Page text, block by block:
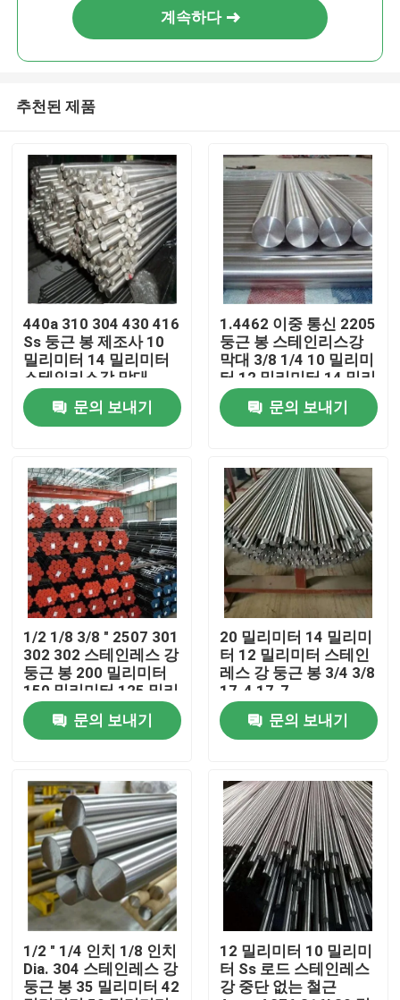
집
제품
우리에 대하여
공장 여행
품질 관리
인용문을 요구하세요
스테인레스 강 둥근 파이프
스테인레스 강 용접관
스테인레스 강 이음매 없는 관
계속하다
추천된 제품
440a 310 304 430 416
Ss 둥근 봉 제조사 10
밀리미터 14 밀리미터
스테인리스강 막대
문의 보내기
1.4462 이중 통신 2205
둥근 봉 스테인리스강
막대 3/8 1/4 10 밀리미
터 12 밀리미터 14 밀리
미터 16 밀리미터
문의 보내기
1/2 1/8 3/8 " 2507 301
302 302 스테인레스 강
둥근 봉 200 밀리미터
150 밀리미터 125 밀리
미터 100 밀리미터
문의 보내기
20 밀리미터 14 밀리미
터 12 밀리미터 스테인
레스 강 둥근 봉 3/4 3/8
17-4 17-7
문의 보내기
1/2 " 1/4 인치 1/8 인치
Dia. 304 스테인레스 강
둥근 봉 35 밀리미터 42
12 밀리미터 10 밀리미
터 Ss 로드 스테인레스
강 중단 없는 철근